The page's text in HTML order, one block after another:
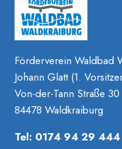
Förderverein Waldbad
Johann Glatt (1.
Von-der-Tann Straße 30
84478 Waldkraiburg
Tel: 0174 94 29 444